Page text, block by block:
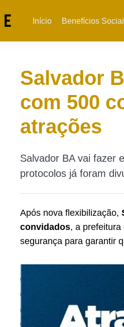
Início Benefícios
Salvador
com 500
atrações
Salvador BA vai fazer
protocolos já foram
Após nova flexibilização,
convidados, a
segurança para garantir